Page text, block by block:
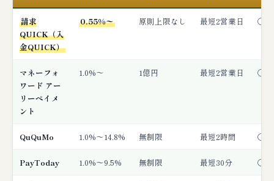
請求
QUICK（入
金QUICK）
0.55%〜 原則上限なし 最短2営業日 ◯
マネーフォ
ワード アー
リーペイメ
ント
1.0%〜 1億円 最短2営業日 ◯
QuQuMo 1.0%〜14.8% 無制限 最短2時間 ◯
PayToday 1.0%〜9.5% 無制限 最短30分 ◯